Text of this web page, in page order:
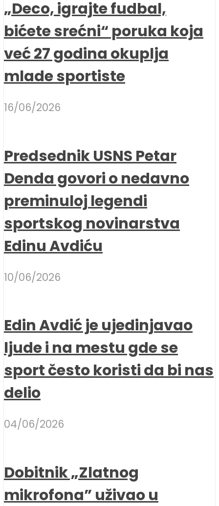
„Deco, igrajte fudbal,
bićete srećni“ poruka koja
već 27 godina okuplja
mlade sportiste
16/06/2026
Predsednik USNS Petar
Denda govori o nedavno
preminuloj legendi
sportskog novinarstva
Edinu Avdiću
10/06/2026
Edin Avdić je ujedinjavao
ljude i na mestu gde se
sport često koristi da bi nas
delio
04/06/2026
Dobitnik „Zlatnog
mikrofona” uživao u